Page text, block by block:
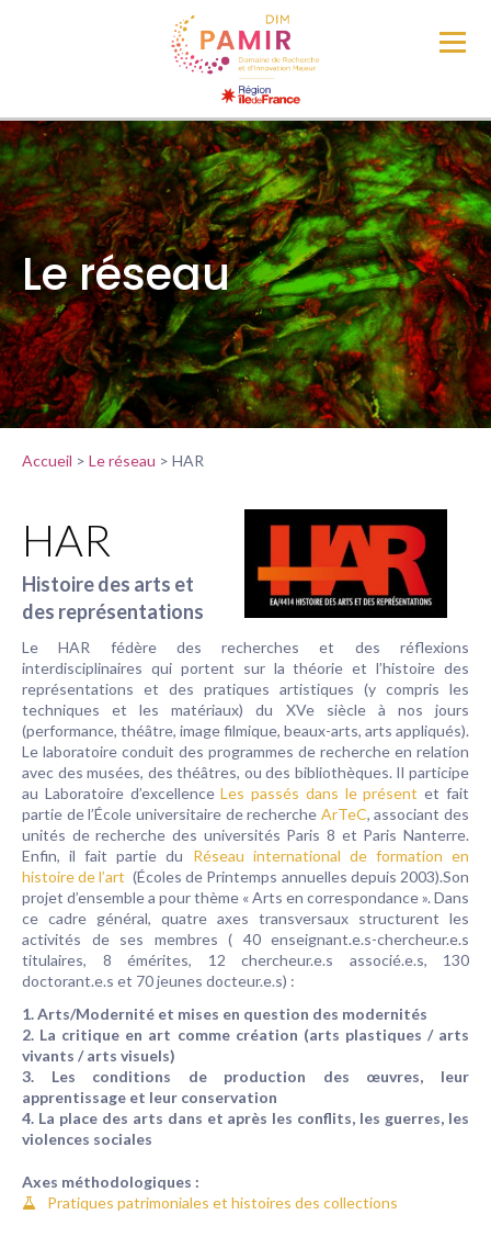
Le réseau
Accueil > Le réseau > HAR
HAR
Histoire des arts et
des représentations
Le HAR fédère des recherches et des réflexions
interdisciplinaires qui portent sur la théorie et l’histoire des
représentations et des pratiques artistiques (y compris les
techniques et les matériaux) du XVe siècle à nos jours
(performance, théâtre, image filmique, beaux-arts, arts appliqués).
Le laboratoire conduit des programmes de recherche en relation
avec des musées, des théâtres, ou des bibliothèques. Il participe
au Laboratoire d’excellenceLes passés dans le présent et fait
partie de l’École universitaire de recherche ArTeC, associant des
unités de recherche des universités Paris 8 et Paris Nanterre.
Enfin, il fait partie du Réseau international de formation en
histoire de l’art (Écoles de Printemps annuelles depuis 2003).Son
projet d’ensemble a pour thème « Arts en correspondance ». Dans
ce cadre général, quatre axes transversaux structurent les
activités de ses membres ( 40 enseignant.e.s-chercheur.e.s
titulaires, 8 émérites, 12 chercheur.e.s associé.e.s, 130
doctorant.e.s et 70 jeunes docteur.e.s) :
1. Arts/Modernité et mises en question des modernités
2. La critique en art comme création (arts plastiques / arts
vivants / arts visuels)
3. Les conditions de production des œuvres, leur
apprentissage et leur conservation
4. La place des arts dans et après les conflits, les guerres, les
violences sociales
Axes méthodologiques :
Pratiques patrimoniales et histoires des collections